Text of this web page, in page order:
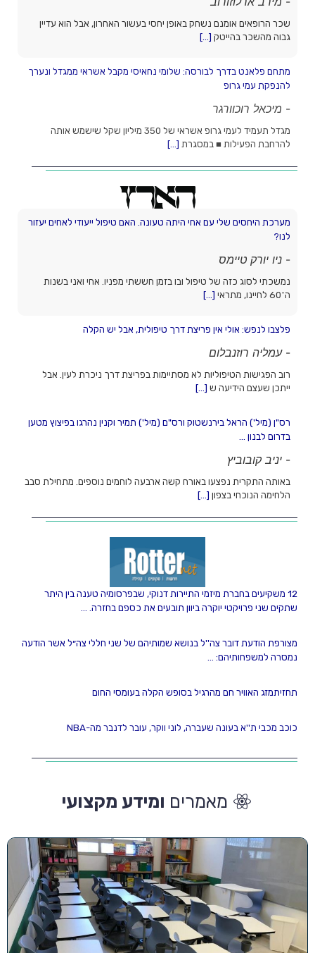
שכר הרופאים אומנם נשחק באופן יחסי בעשור האחרון, אבל הוא עדיין
גבוה מהשכר בהייטק [...]
מתחם פלאנט בדרך לבורסה: שלומי נחאיסי מקבל אשראי ממגדל ונערך
להנפקת עמי גרופ
- מיכאל רוכוורגר
מגדל תעמיד לעמי גרופ אשראי של 350 מיליון שקל שישמש אותה
להרחבת הפעילות ■ במסגרת [...]
מערכת היחסים שלי עם אחי היתה טעונה. האם טיפול ייעודי לאחים יעזור
לנו?
- ניו יורק טיימס
נמשכתי לסוג כזה של טיפול ובו בזמן חששתי מפניו. אחי ואני בשנות
ה־60 לחיינו, מתראי
[...]
פלצבו לנפש: אולי אין פריצת דרך טיפולית, אבל יש הקלה
-עמליה רוזנבלום
רוב הפגישות הטיפוליות לא מסתיימות בפריצת דרך ניכרת לעין. אבל
ייתכן שעצם הידיעה ש [...]
רס"ן (מיל') הראל בירנשטוק ורס"ם (מיל') תמיר וקנין נהרגו בפיצוץ מטען
בדרום לבנון ...
- יניב קובוביץ
באותה התקרית נפצעו באורח קשה ארבעה לוחמים נוספים. מתחילת סבב
הלחימה הנוכחי בצפון [...]
12 משקיעים בחברת מיזמי התיירות דנוקי, שבפרסומיה טענה בין היתר
שתקים שני פרויקטי יוקרה ביוון תובעים את כספם בחזרה. ...
מצורפת הודעת דובר צה''ל בנושא שמותיהם של שני חללי צה״ל אשר הודעה
נמסרה למשפחותיהם: ...
תחזיתמזג האוויר חם מהרגיל בסופש הקלה בעומסי החום
כוכב מכבי ת''א בעונה שעברה, לוני ווקר, עובר לדנבר מה-NBA
מאמרים ומידע מקצועי